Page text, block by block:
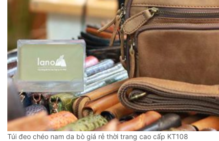
Túi đeo chéo nam da bò giá rẻ thời trang cao cấp KT108